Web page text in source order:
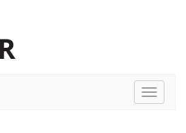
Hlavní